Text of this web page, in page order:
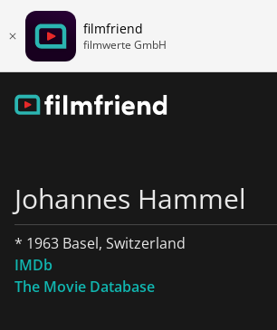
filmfriend
filmwerte GmbH
Johannes Hammel
* 1963 Basel, Switzerland
IMDb
The Movie Database